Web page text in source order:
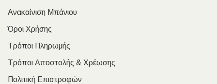
Ανακαίνιση Μπάνιου
Όροι Χρήσης
Τρόποι Πληρωμής
Τρόποι Αποστολής & Χρέωσης
Πολιτική Επιστροφών